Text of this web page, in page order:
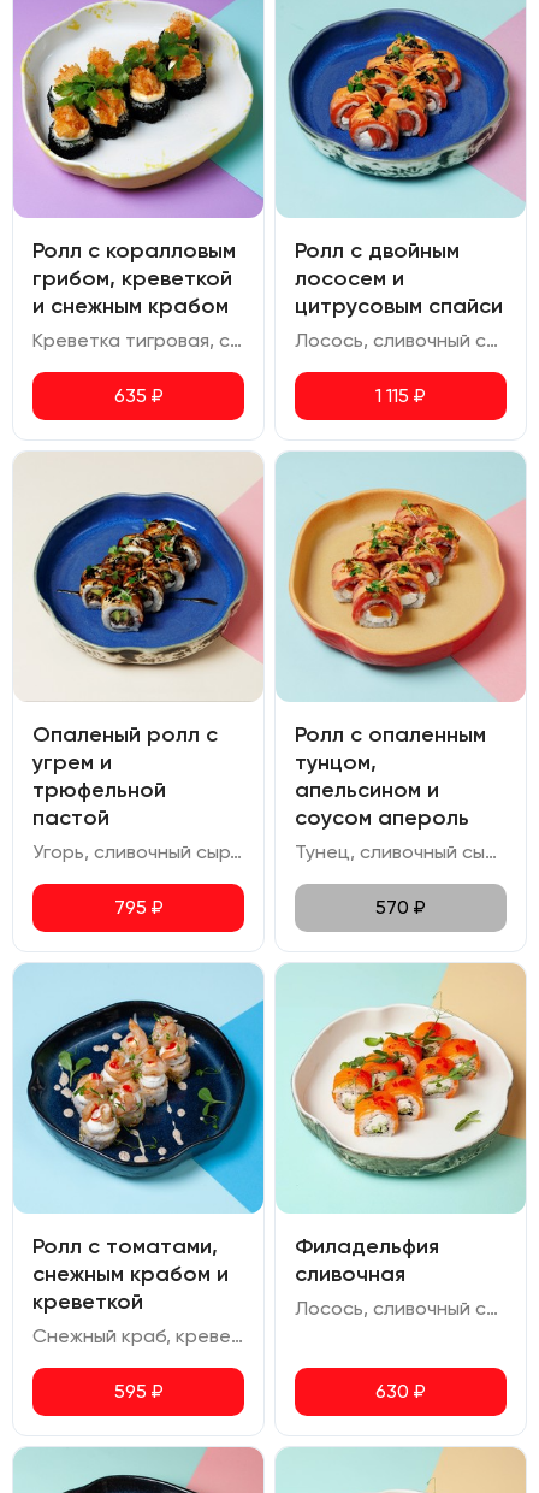
Ролл с коралловым
грибом, креветкой
и снежным крабом
Креветка тигровая, снежный краб, сливочный сыр, авокадо, соус спайси, коралловый гриб ким чи, икра масаго, шичими, кинза
635 ₽
Ролл с двойным
лососем и
цитрусовым спайси
Лосось, сливочный сыр, соус спайси юдзу, икра масаго.
1 115 ₽
Опаленый ролл с
угрем и
трюфельной
пастой
Угорь, сливочный сыр, трюфельная паста, авокадо, соус черный перец, соус унаги, икра масаго
795 ₽
Ролл с опаленным
тунцом,
апельсином и
соусом апероль
Тунец, сливочный сыр, апельсин, икра масаго, соус апероль, фисташка.
570 ₽
Ролл с томатами,
снежным крабом и
креветкой
Снежный краб, креветка, помидор черри, сливочный сыр, фисташка, соус спайси, соус шрирача, соус ореховый
595 ₽
Филадельфия
сливочная
Лосось, сливочный сыр, икра масаго
630 ₽